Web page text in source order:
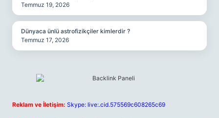
Temmuz 19, 2026
Dünyaca ünlü astrofizikçiler kimlerdir ?
Temmuz 17, 2026
Reklam ve İletişim: Skype: live:.cid.575569c608265c69